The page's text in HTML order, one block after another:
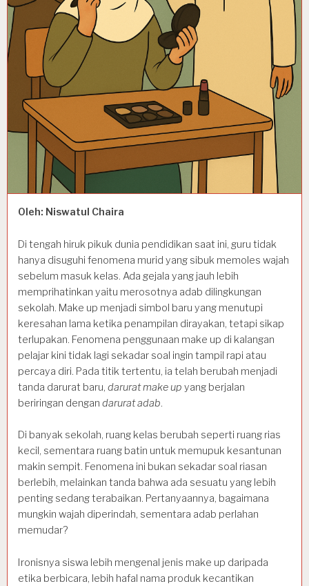
Oleh: Niswatul Chaira
Di tengah hiruk pikuk dunia pendidikan saat ini, guru tidak
hanya disuguhi fenomena murid yang sibuk memoles wajah
sebelum masuk kelas. Ada gejala yang jauh lebih
memprihatinkan yaitu merosotnya adab dilingkungan
sekolah. Make up menjadi simbol baru yang menutupi
keresahan lama ketika penampilan dirayakan, tetapi sikap
terlupakan. Fenomena penggunaan make up di kalangan
pelajar kini tidak lagi sekadar soal ingin tampil rapi atau
percaya diri. Pada titik tertentu, ia telah berubah menjadi
tanda darurat baru, darurat make up yang berjalan
beriringan dengan darurat adab.
Di banyak sekolah, ruang kelas berubah seperti ruang rias
kecil, sementara ruang batin untuk memupuk kesantunan
makin sempit. Fenomena ini bukan sekadar soal riasan
berlebih, melainkan tanda bahwa ada sesuatu yang lebih
penting sedang terabaikan. Pertanyaannya, bagaimana
mungkin wajah diperindah, sementara adab perlahan
memudar?
Ironisnya siswa lebih mengenal jenis make up daripada
etika berbicara, lebih hafal nama produk kecantikan